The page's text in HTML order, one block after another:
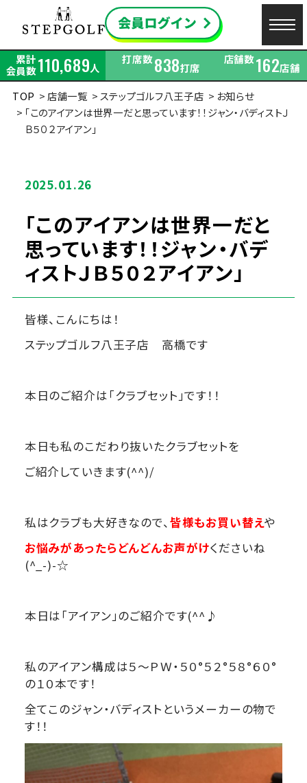
累計
会員数110,689人
打席数838打席
店舗数162店舗
TOP
店舗一覧 ステップゴルフ八王子店
お知らせ
「このアイアンは世界一だと思っています！！ジャン・バディストＪ
Ｂ５０２アイアン」
2025.01.26
「このアイアンは世界一だと
思っています！！ジャン・バデ
ィストＪＢ５０２アイアン」
皆様、こんにちは！
ステップゴルフ八王子店 高橋です
本日のご紹介は「クラブセット」です！！
本日も私のこだわり抜いたクラブセットを
ご紹介していきます(^^)/
私はクラブも大好きなので、皆様もお買い替えや
お悩みがあったらどんどんお声がけくださいね
(^_-)-☆
本日は「アイアン」のご紹介です(^^♪
私のアイアン構成は５～ＰＷ・５０°５２°５８°６０°
の１０本です！
全てこのジャン・バディストというメーカーの物で
す！！